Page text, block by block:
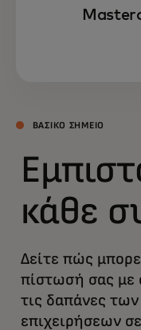
ΒΑΣΙΚΟ ΣΗΜΕΙΟ
κάθε
Δείτε πώς
πίστωσή σας με
τις δαπάνες
επιχειρήσεων